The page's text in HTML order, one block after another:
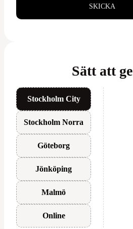
SKICKA
Sätt att ge
Stockholm City
Stockholm Norra
Göteborg
Jönköping
Malmö
Online